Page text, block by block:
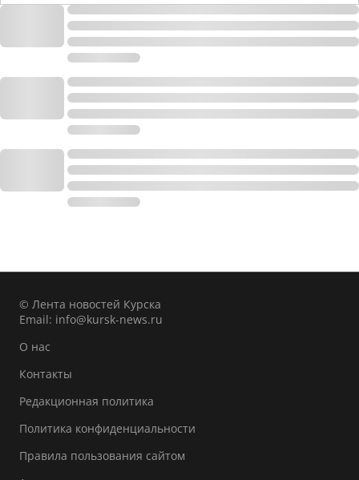
© Лента новостей Курска
Email: info@kursk-news.ru
О нас
Контакты
Редакционная политика
Политика конфиденциальности
Правила пользования сайтом